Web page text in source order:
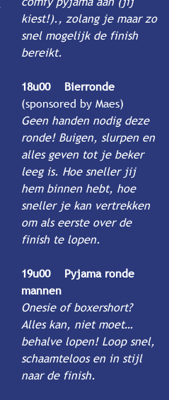
kiest!)., zolang je maar zo
snel mogelijk de finish
bereikt.
18u00 Bierronde
(sponsored by Maes)
Geen handen nodig deze
ronde! Buigen, slurpen en
alles geven tot je beker
leeg is. Hoe sneller jij
hem binnen hebt, hoe
sneller je kan vertrekken
om als eerste over de
finish te lopen.
19u00 Pyjama ronde
mannen
Onesie of boxershort?
Alles kan, niet moet…
behalve lopen! Loop snel,
schaamteloos en in stijl
naar de finish.